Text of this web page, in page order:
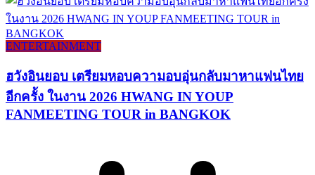
ENTERTAINMENT
ฮวังอินยอบ เตรียมหอบความอบอุ่นกลับมาหาแฟนไทย
อีกครั้ง ในงาน 2026 HWANG IN YOUP
FANMEETING TOUR in BANGKOK